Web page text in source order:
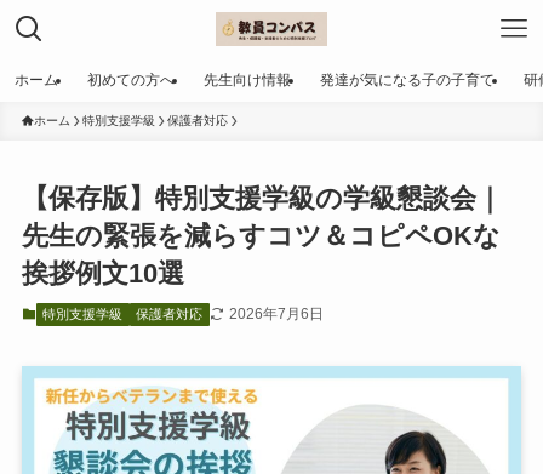
ホーム 初めての方へ 先生向け情報 発達が気になる子の子育て 研
ホーム 特別支援学級 保護者対応
【保存版】特別支援学級の学級懇談会｜
先生の緊張を減らすコツ＆コピペOKな
挨拶例文10選
特別支援学級 保護者対応 2026年7月6日